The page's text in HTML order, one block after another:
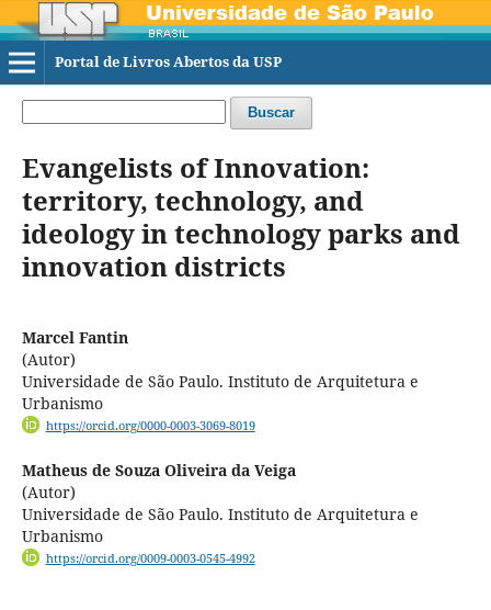
Portal de Livros Abertos da USP
Buscar
Evangelists of Innovation:
territory, technology, and
ideology in technology parks and
innovation districts
Marcel Fantin
(Autor)
Universidade de São Paulo. Instituto de Arquitetura e
Urbanismo
https://orcid.org/0000-0003-3069-8019
Matheus de Souza Oliveira da Veiga
(Autor)
Universidade de São Paulo. Instituto de Arquitetura e
Urbanismo
https://orcid.org/0009-0003-0545-4992